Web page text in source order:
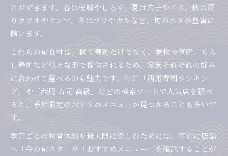
とができます。春は桜鯛やしらす、夏は穴子やイカ、秋は戻
りカツオやサンマ、冬はブリやカキなど、旬のネタが豊富に
揃います。
これらの旬食材は、握り寿司だけでなく、巻物や軍艦、ちら
し寿司など様々な形で提供されるため、家族それぞれの好み
に合わせて選べるのも魅力です。特に「西尾寿司ランキン
グ」や「西尾 寿司 高級」などの検索ワードで人気店を調べ
ると、季節限定のおすすめメニューが見つかることも多いで
す。
季節ごとの味覚体験を最大限に楽しむためには、事前に店舗
へ「今の旬ネタ」や「おすすめメニュー」を確認することが